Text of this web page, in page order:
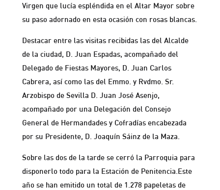
Virgen que lucía espléndida en el Altar Mayor sobre
su paso adornado en esta ocasión con rosas blancas.
Destacar entre las visitas recibidas las del Alcalde
de la ciudad, D. Juan Espadas, acompañado del
Delegado de Fiestas Mayores, D. Juan Carlos
Cabrera, así como las del Emmo. y Rvdmo. Sr.
Arzobispo de Sevilla D. Juan José Asenjo,
acompañado por una Delegación del Consejo
General de Hermandades y Cofradías encabezada
por su Presidente, D. Joaquín Sáinz de la Maza.
Sobre las dos de la tarde se cerró la Parroquia para
disponerlo todo para la Estación de Penitencia.Este
año se han emitido un total de 1.278 papeletas de